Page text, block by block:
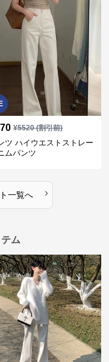
¥5520(割引前)
ツ ハイウエストストレー
ムパンツ
一覧へ ›
ム